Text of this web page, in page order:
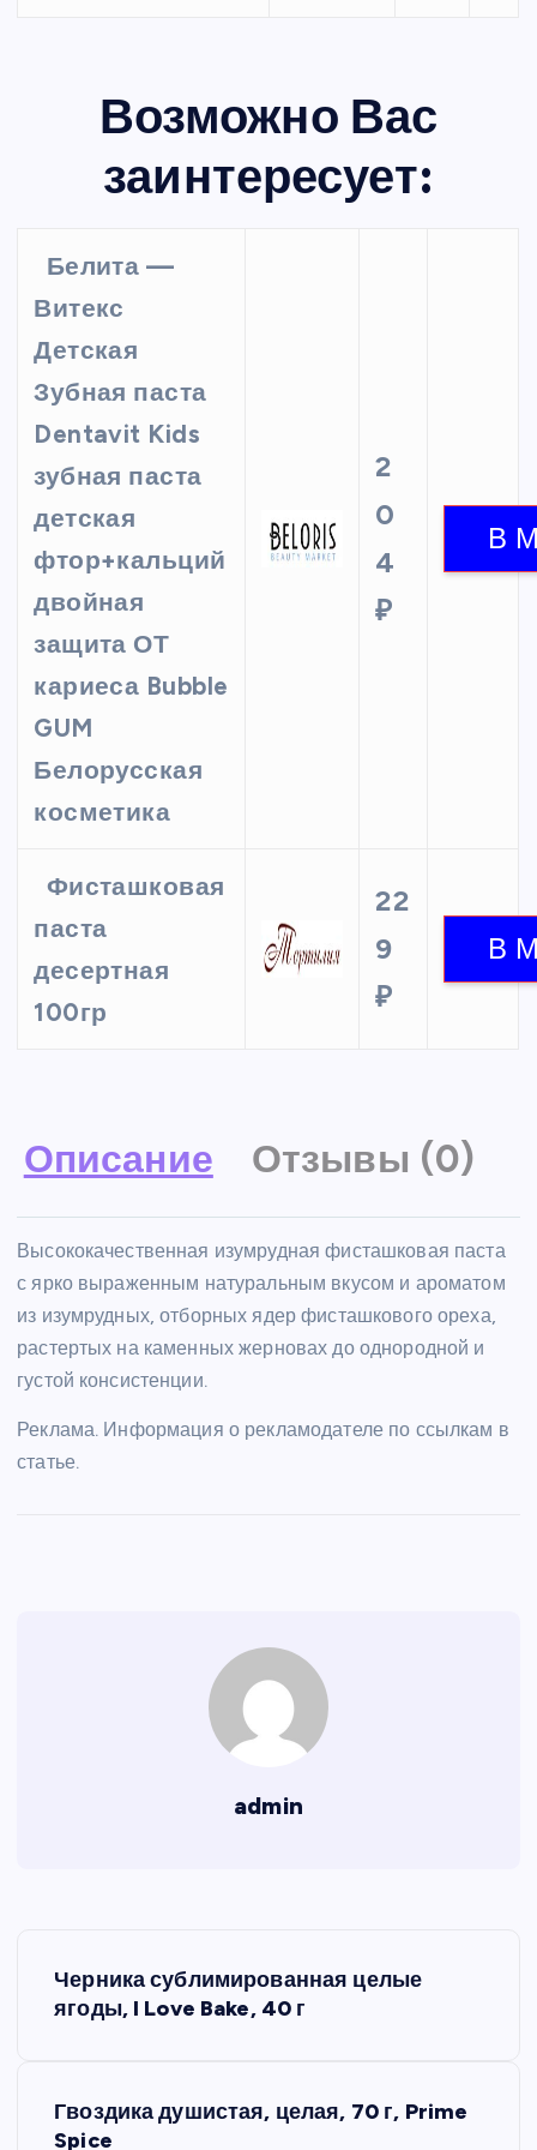
Возможно Вас
заинтересует:
Белита —
Витекс
Детская
Зубная паста
Dentavit Kids
зубная паста
детская
фтор+кальций
двойная
защита ОТ
кариеса Bubble
GUM
Белорусская
косметика
2
0
4
₽
Фисташковая
паста
десертная
100гр
22
9
₽
Описание Отзывы (0)
Высококачественная изумрудная фисташковая паста
с ярко выраженным натуральным вкусом и ароматом
из изумрудных, отборных ядер фисташкового ореха,
растертых на каменных жерновах до однородной и
густой консистенции.
Реклама. Информация о рекламодателе по ссылкам в
статье.
admin
Черника сублимированная целые
ягоды, I Love Bake, 40 г
Гвоздика душистая, целая, 70 г, Prime
Spice